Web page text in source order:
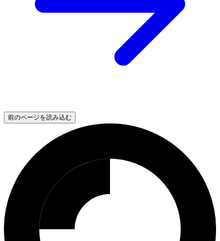
前のページを読み込む